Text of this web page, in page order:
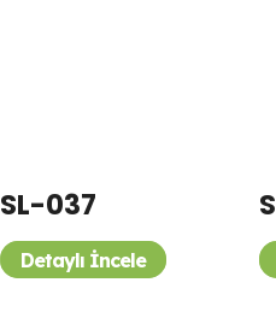
SL-037
Detaylı İncele